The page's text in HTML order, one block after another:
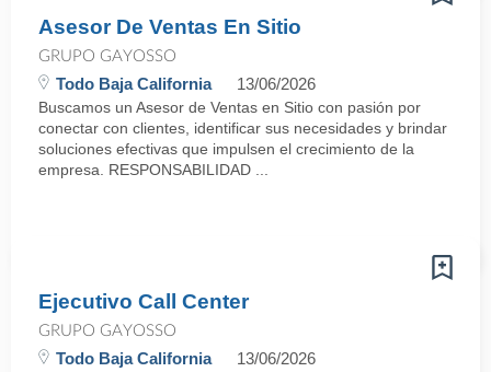
Asesor De Ventas En Sitio
GRUPO GAYOSSO
Todo Baja California 13/06/2026
Buscamos un Asesor de Ventas en Sitio con pasión por
conectar con clientes, identificar sus necesidades y brindar
soluciones efectivas que impulsen el crecimiento de la
empresa. RESPONSABILIDAD ...
Ejecutivo Call Center
GRUPO GAYOSSO
Todo Baja California 13/06/2026